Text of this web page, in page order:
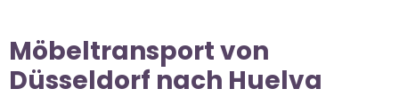
Möbeltransport von
Düsseldorf nach Huelva